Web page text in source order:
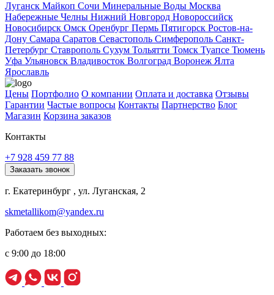
Луганск Майкоп Сочи Минеральные Воды Москва
Набережные Челны Нижний Новгород Новороссийск
Новосибирск Омск Оренбург Пермь Пятигорск Ростов-на-
Дону Самара Саратов Севастополь Симферополь Санкт-
Петербург Ставрополь Сухум Тольятти Томск Туапсе Тюмень
Уфа Ульяновск Владивосток Волгоград Воронеж Ялта
Ярославль
Цены Портфолио О компании Оплата и доставка Отзывы
Гарантии Частые вопросы Контакты Партнерство Блог
Магазин Корзина заказов
Контакты
+7 928 459 77 88
Заказать звонок
г. Екатеринбург , ул. Луганская, 2
skmetallikom@yandex.ru
Работаем без выходных:
с 9:00 до 18:00